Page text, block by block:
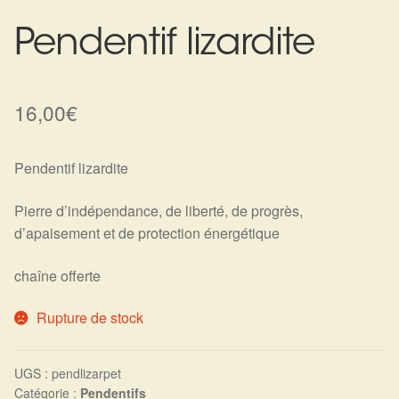
Harmonisation de l’être
Soin beauté
Sels de bain
Encens
Cadeaux de naissance
Pendentif lizardite
16,00€
Pendentif lizardite
Pierre d’indépendance, de liberté, de progrès,
d’apaisement et de protection énergétique
chaîne offerte
Rupture de stock
UGS : pendlizarpet
Catégorie : Pendentifs